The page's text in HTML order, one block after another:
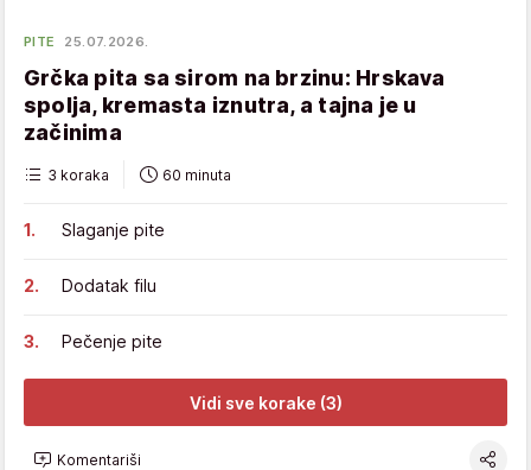
PITE 25.07.2026.
Grčka pita sa sirom na brzinu: Hrskava
spolja, kremasta iznutra, a tajna je u
začinima
3 koraka 60 minuta
Slaganje pite
Dodatak filu
Pečenje pite
Vidi sve korake (3)
Komentariši